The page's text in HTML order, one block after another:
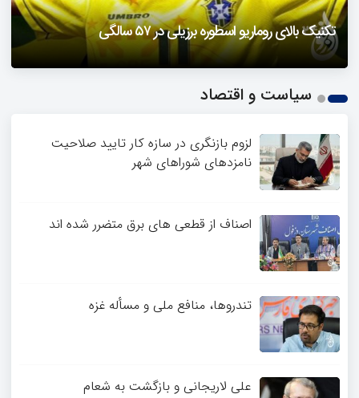
تکنیک بالای روماریو اسطوره برزیلی در ۵۷ سالگی
فیلمی از یک خواننده زن در توئیتر ضرغامی جنجالی شد
حمله تند مصطفی کواکبیان به مجری جنجالی صدا و سیما
دزفول را باید دید
2
سیاست و اقتصاد
لزوم بازنگری در سازه کار تایید صلاحیت
نامزدهای شوراهای شهر
اصناف از قطعی های برق متضرر شده اند
تندروها، منافع ملی و مسأله غزه
علی لاریجانی و بازگشت به شعام